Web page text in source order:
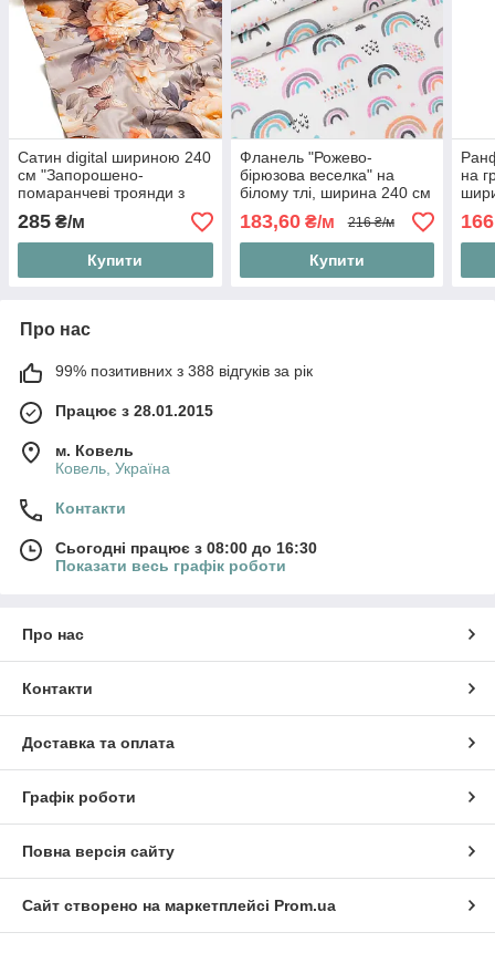
Сатин digital шириною 240
см "Запорошено-
помаранчеві троянди з
метеликами на бежевому
тлі" (№5639)
285 ₴/м
Купити
Фланель "Рожево-
бірюзова веселка" на
білому тлі, ширина 240 см
183,60₴/м 216 ₴/м
Купити
на
Про нас
99% позитивних з 388 відгуків за рік
Працює з 28.01.2015
м. Ковель
Ковель, Україна
Контакти
Сьогодні працює з 08:00 до 16:30
Показати весь графік роботи
Про нас
Контакти
Доставка та оплата
Графік роботи
Повна версія сайту
Сайт створено на маркетплейсі Prom.ua